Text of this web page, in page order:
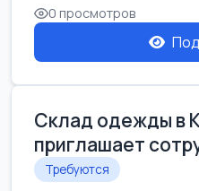
0 просмотров
Склад одежды в
приглашает
Требуются